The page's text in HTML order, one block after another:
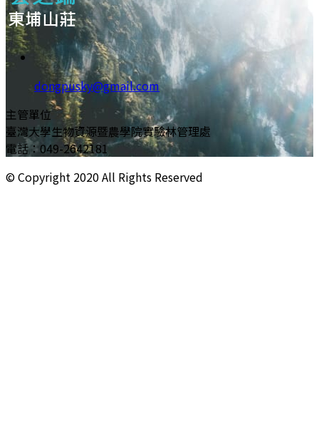
dongpusky@gmail.com
主管單位
臺灣大學生物資源暨農學院實驗林管理處
電話：049-2642181
© Copyright 2020All Rights Reserved